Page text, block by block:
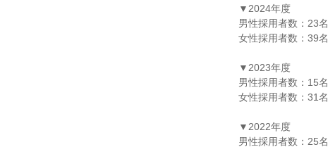
▼2024年度
男性採用者数：23名
女性採用者数：39名
▼2023年度
男性採用者数：15名
女性採用者数：31名
▼2022年度
男性採用者数：25名